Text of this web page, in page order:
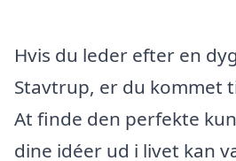
Hvis du leder efter en
Stavtrup, er du kommet
At finde den perfekte
dine idéer ud i livet kan